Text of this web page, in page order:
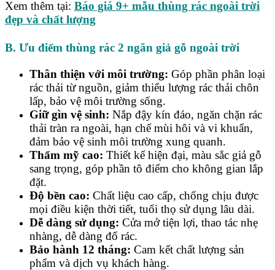
Xem thêm tại: Báo giá 9+ mẫu thùng rác ngoài trời
đẹp và chất lượng
B. Ưu điểm thùng rác 2 ngăn giả gỗ ngoài trời
Thân thiện với môi trường: Góp phần phân loại
rác thải từ nguồn, giảm thiểu lượng rác thải chôn
lấp, bảo vệ môi trường sống.
Giữ gìn vệ sinh: Nắp đậy kín đáo, ngăn chặn rác
thải tràn ra ngoài, hạn chế mùi hôi và vi khuẩn,
đảm bảo vệ sinh môi trường xung quanh.
Thẩm mỹ cao: Thiết kế hiện đại, màu sắc giả gỗ
sang trọng, góp phần tô điểm cho không gian lắp
đặt.
Độ bền cao: Chất liệu cao cấp, chống chịu được
mọi điều kiện thời tiết, tuổi thọ sử dụng lâu dài.
Dễ dàng sử dụng: Cửa mở tiện lợi, thao tác nhẹ
nhàng, dễ dàng đổ rác.
Bảo hành 12 tháng: Cam kết chất lượng sản
phẩm và dịch vụ khách hàng.